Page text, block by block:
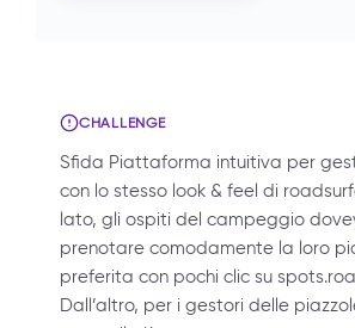
CHALLENGE
Sfida Piattaforma intuitiva per
con lo stesso look & feel di
lato, gli ospiti del campeggio
prenotare comodamente la loro
preferita con pochi clic su
Dall’altro, per i gestori delle